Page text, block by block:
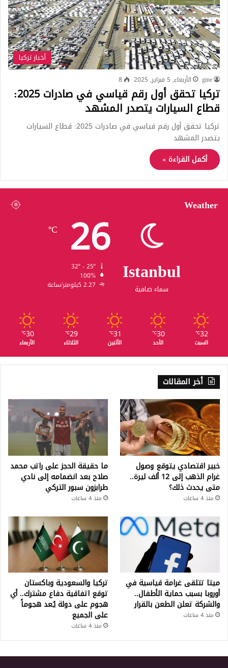
أخبار تركيا
gine الأربعاء, 5 فبراير, 2025 8
تركيا تحقق أول رقم قياسي في صادرات 2025:
قطاع السيارات يتصدر المشهد
تركيا تحقق أول رقم قياسي في صادرات 2025: قطاع السيارات
يتصدر المشهد
أكمل القراءة »
Weather
Istanbul
سماء صافية
26
℃
100%
2.27 كيلومتر/ساعة
32
℃
السبت
30
℃
الأحد
31
℃
الأثنين
29
℃
الثلاثاء
30
℃
الأربعاء
أخر المقالات
خبير اقتصادي يتوقع وصول
غرام الذهب إلى 12 ألف ليرة..
متى يحدث ذلك؟
منذ 4 ساعات
ما حقيقة الحجز على راتب محمد
صلاح بعد انضمامه إلى نادي
طرابزون سبور التركي
منذ 4 ساعات
ميتا تتلقى غرامة قياسية في
أوروبا بسبب حماية الأطفال..
والشركة تعلن الطعن بالقرار
منذ 4 ساعات
تركيا والسعودية وباكستان
توقع اتفاقية دفاع مشترك.. أي
هجوم على دولة يُعد هجوماً
على الجميع
منذ 4 ساعات